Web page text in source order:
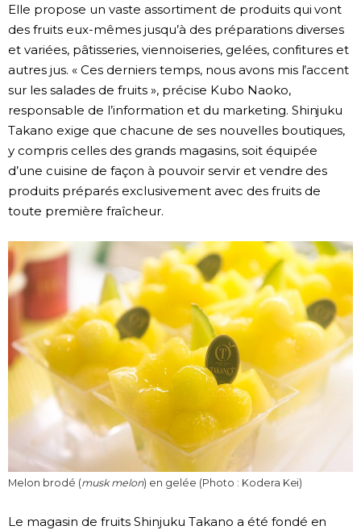
Elle propose un vaste assortiment de produits qui vont
des fruits eux-mêmes jusqu’à des préparations diverses
et variées, pâtisseries, viennoiseries, gelées, confitures et
autres jus. « Ces derniers temps, nous avons mis l’accent
sur les salades de fruits », précise Kubo Naoko,
responsable de l’information et du marketing. Shinjuku
Takano exige que chacune de ses nouvelles boutiques,
y compris celles des grands magasins, soit équipée
d’une cuisine de façon à pouvoir servir et vendre des
produits préparés exclusivement avec des fruits de
toute première fraîcheur.
Melon brodé (musk melon) en gelée (Photo : Kodera Kei)
Le magasin de fruits Shinjuku Takano a été fondé en